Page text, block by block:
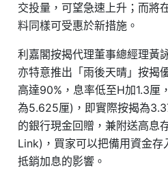
交投量，可望急速上升；而將
料同樣可受惠於新措施。
利嘉閣按揭代理董事總經理黃
亦特意推出「雨後天晴」按揭
高達90%，息率低至H加1.3厘
為5.625厘)，即實際按揭為
的銀行現金回贈，兼附送高息
Link)，買家可以把備用資金存
抵銷加息的影響。